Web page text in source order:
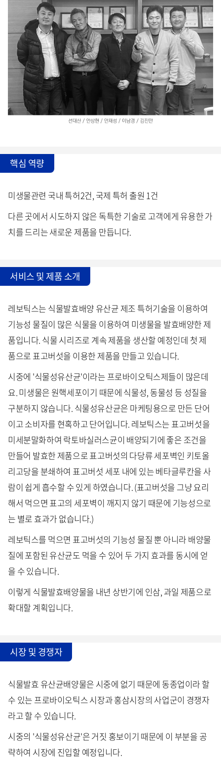
핵심 역량
미생물관련 국내 특허2건, 국제 특허 출원 1건
다른 곳에서 시도하지 않은 독특한 기술로 고객에게 유용한 가
치를 드리는 새로운 제품을 만듭니다.
서비스 및 제품 소개
레보틱스는 식물발효배양 유산균 제조 특허기술을 이용하여
기능성 물질이 많은 식물을 이용하여 미생물을 발효배양한 제
품입니다. 식물 시리즈로 계속 제품을 생산할 예정인데 첫 제
품으로 표고버섯을 이용한 제품을 만들고 있습니다.
시중에 '식물성유산균'이라는 프로바이오틱스제들이 많은데
요. 미생물은 원핵세포이기 때문에 식물성, 동물성 등 성질을
구분하지 않습니다. 식물성유산균은 마케팅용으로 만든 단어
이고 소비자를 현혹하고 단어입니다. 레보틱스는 표고버섯을
미세분말화하여 락토바실러스균이 배양되기에 좋은 조건을
만들어 발효한 제품으로 표고버섯의 다당류 세포벽인 키토올
리고당을 분쇄하여 표고버섯 세포 내에 있는 베타글루칸을 사
람이 쉽게 흡수할 수 있게 하였습니다. (표고버섯을 그냥 요리
해서 먹으면 표고의 세포벽이 깨지지 않기 때문에 기능성으로
는 별로 효과가 없습니다.)
레보틱스를 먹으면 표고버섯의 기능성 물질 뿐 아니라 배양물
질에 포함된 유산균도 먹을 수 있어 두 가지 효과를 동시에 얻
을 수 있습니다.
이렇게 식물발효배양물을 내년 상반기에 인삼, 과일 제품으로
확대할 계획입니다.
시장 및 경쟁자
식물발효 유산균배양물은 시중에 없기 때문에 동종업이라 할
수 있는 프로바이오틱스 시장과 홍삼시장의 사업군이 경쟁자
라고 할 수 있습니다.
시중의 '식물성유산균'은 거짓 홍보이기 때문에 이 부분을 공
략하여 시장에 진입할 예정입니다.